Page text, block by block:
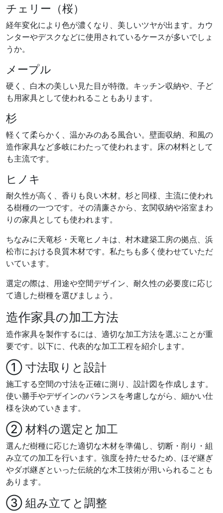
チェリー（桜）
経年変化により色が濃くなり、美しいツヤが出ます。カウ
ンターやデスクなどに使用されているケースが多いでしょ
うか。
メープル
硬く、白木の美しい見た目が特徴。キッチン収納や、子ど
も用家具として使われることもあります。
杉
軽くて柔らかく、温かみのある風合い。壁面収納、和風の
造作家具など多岐にわたって使われます。床の材料として
も主流です。
ヒノキ
耐久性が高く、香りも良い木材。杉と同様、主流に使われ
る樹種の一つです。その清廉さから、玄関収納や浴室まわ
りの家具としても使われます。
ちなみに天竜杉・天竜ヒノキは、村木建築工房の拠点、浜
松市における良質木材です。私たちも多く使わせていただ
いています。
選定の際は、用途や空間デザイン、耐久性の必要度に応じ
て適した樹種を選びましょう。
造作家具の加工方法
造作家具を製作するには、適切な加工方法を選ぶことが重
要です。以下に、代表的な加工工程を紹介します。
① 寸法取りと設計
施工する空間の寸法を正確に測り、設計図を作成します。
使い勝手やデザインのバランスを考慮しながら、細かい仕
様を決めていきます。
② 材料の選定と加工
選んだ樹種に応じた適切な木材を準備し、切断・削り・組
み立ての加工を行います。強度を持たせるため、ほぞ継ぎ
やダボ継ぎといった伝統的な木工技術が用いられることも
あります。
③ 組み立てと調整